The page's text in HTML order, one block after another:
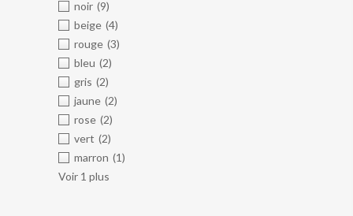
noir (9)
beige (4)
rouge (3)
bleu (2)
gris (2)
jaune (2)
rose (2)
vert (2)
marron (1)
Voir 1 plus